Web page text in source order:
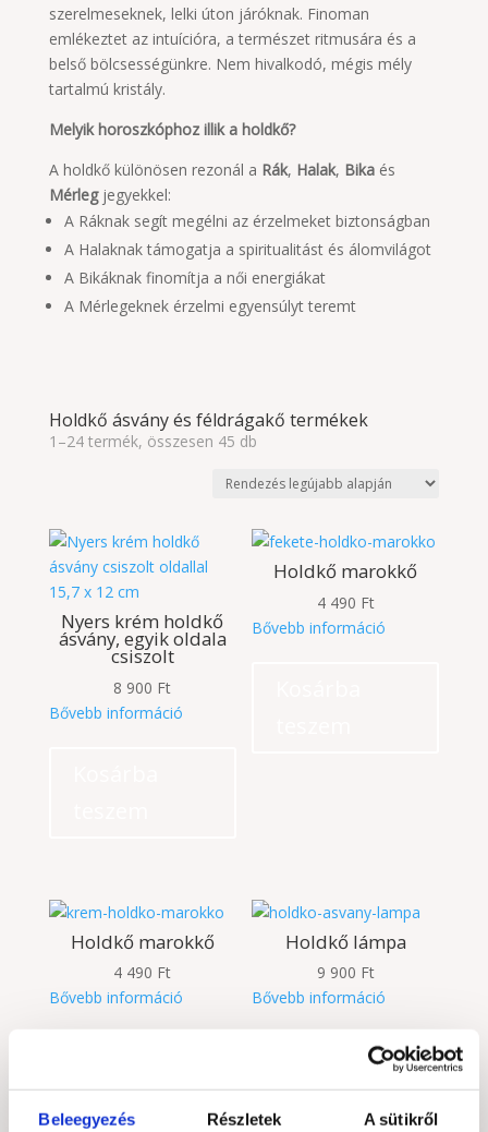
Beleegyezés Részletek A sütikről
szerelmeseknek, lelki úton járóknak. Finoman
emlékeztet az intuícióra, a természet ritmusára és a
belső bölcsességünkre. Nem hivalkodó, mégis mély
tartalmú kristály.
Melyik horoszkóphoz illik a holdkő?
A holdkő különösen rezonál a Rák, Halak, Bikaés
Mérlegjegyekkel:
A Ráknak segít megélni az érzelmeket biztonságban
A Halaknak támogatja a spiritualitást és álomvilágot
A Bikáknak finomítja a női energiákat
A Mérlegeknek érzelmi egyensúlyt teremt
Holdkő ásvány és féldrágakő termékek
1–24 termék, összesen 45 dbSorted
latest
Nyers krém holdkő
ásvány, egyik oldala
csiszolt
8 900 Ft
Bővebb információ
Holdkő marokkő
4 490 Ft
Bővebb információ
Holdkő marokkő
4 490 Ft
Bővebb információ
teszem
Holdkő lámpa
9 900 Ft
Bővebb információ
teszem